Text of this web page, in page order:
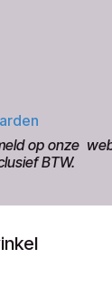
op onze
BTW.